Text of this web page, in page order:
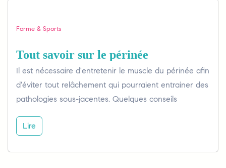
Forme & Sports
Tout savoir sur le périnée
Il est nécessaire d'entretenir le muscle du périnée afin
d'éviter tout relâchement qui pourraient entrainer des
pathologies sous-jacentes. Quelques conseils
Lire